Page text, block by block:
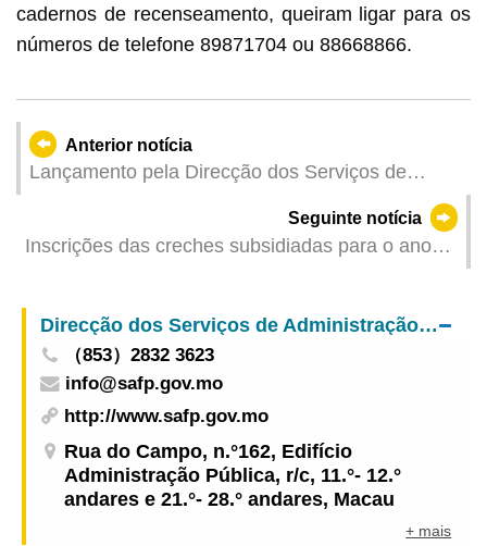
cadernos de recenseamento, queiram ligar para os
números de telefone 89871704 ou 88668866.
Anterior notícia
Lançamento pela Direcção dos Serviços de
Assuntos de Justiça (DSAJ) - Conservatória dos
Registos Comercial e de Bens Móveis (CRCBM),
do serviço de plataforma de informações do
Seguinte notícia
Inscrições das creches subsidiadas para o ano
Direcção dos Serviços de Administração e Função Pública
（853）2832 3623
info@safp.gov.mo
http://www.safp.gov.mo
Rua do Campo, n.°162, Edifício
Administração Pública, r/c, 11.°- 12.°
andares e 21.°- 28.° andares, Macau
+ mais